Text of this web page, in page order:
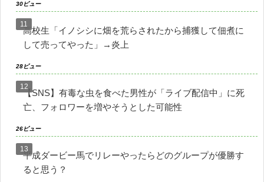
30ビュー
高校生「イノシシに畑を荒らされたから捕獲して佃煮に
して売ってやった」→炎上
28ビュー
【SNS】有毒な虫を食べた男性が「ライブ配信中」に死
亡、フォロワーを増やそうとした可能性
26ビュー
平成ダービー馬でリレーやったらどのグループが優勝す
ると思う？